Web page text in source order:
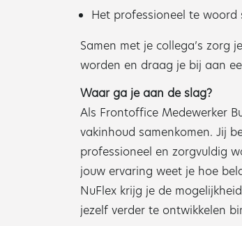
Het professioneel te
Samen met je collega’s zorg
worden en draag je bij aan
Waar ga je aan de slag?
Als Frontoffice Medewerker
vakinhoud samenkomen. Jij
professioneel en zorgvuldig
jouw ervaring weet je hoe
NuFlex krijg je de
jezelf verder te ontwikkelen